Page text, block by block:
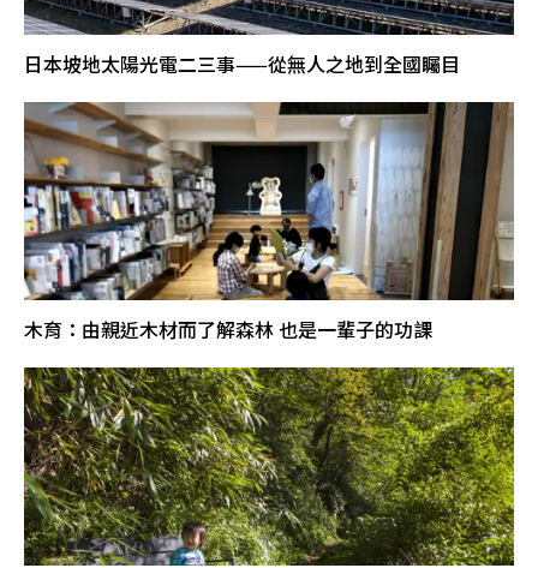
日本坡地太陽光電二三事——從無人之地到全國矚目
木育：由親近木材而了解森林 也是一輩子的功課